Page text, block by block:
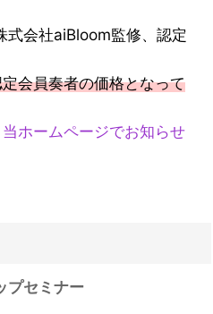
式会社aiBloom監修、認定
会員奏者の価格となって
ホームページでお知らせ
プセミナー